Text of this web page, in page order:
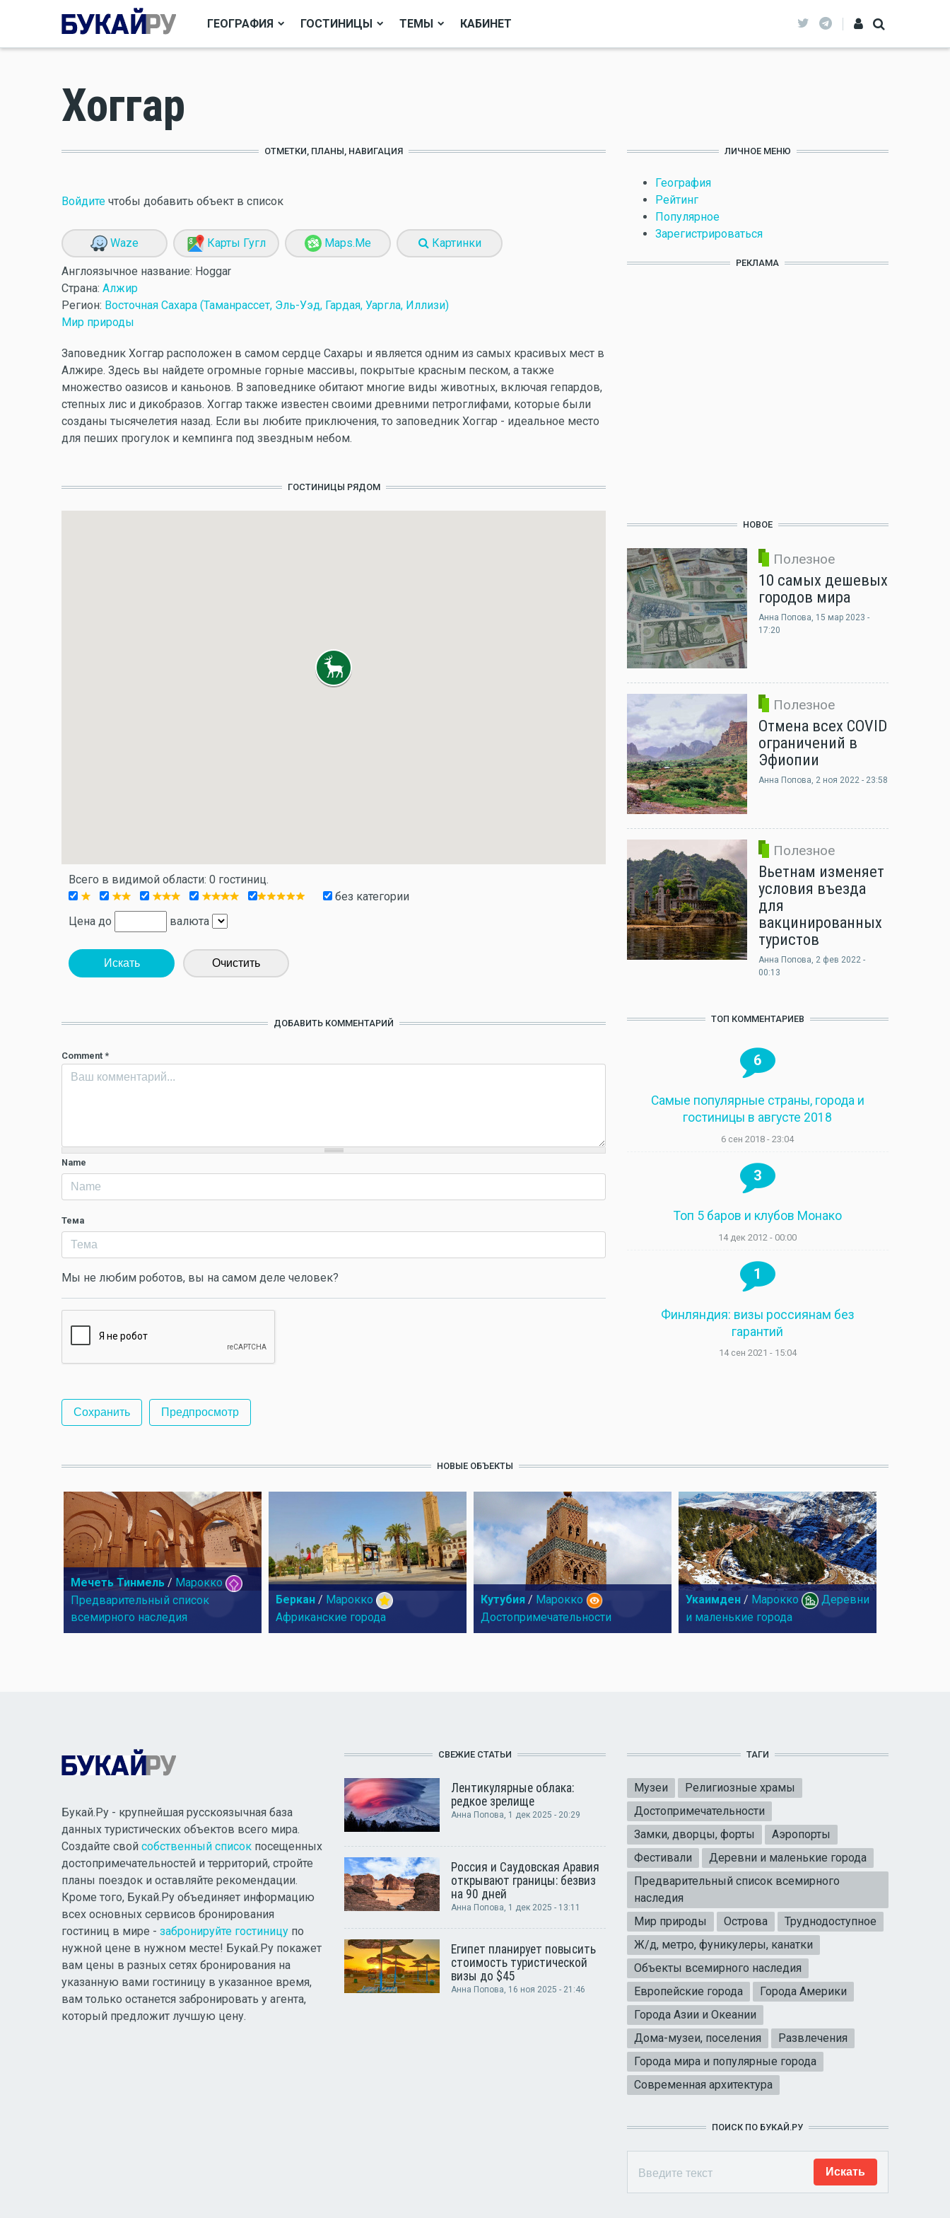
ГЕОГРАФИЯ ГОСТИНИЦЫ ТЕМЫ КАБИНЕТ
Хоггар
ОТМЕТКИ, ПЛАНЫ, НАВИГАЦИЯ
Войдите чтобы добавить объект в список
Waze Карты Гугл Maps.Me Картинки
Англоязычное название: Hoggar
Страна: Алжир
Регион: Восточная Сахара (Таманрассет, Эль-Уэд, Гардая, Уаргла, Иллизи)
Мир природы
Заповедник Хоггар расположен в самом сердце Сахары и является одним из самых красивых мест в
Алжире. Здесь вы найдете огромные горные массивы, покрытые красным песком, а также
множество оазисов и каньонов. В заповеднике обитают многие виды животных, включая гепардов,
степных лис и дикобразов. Хоггар также известен своими древними петроглифами, которые были
созданы тысячелетия назад. Если вы любите приключения, то заповедник Хоггар - идеальное место
для пеших прогулок и кемпинга под звездным небом.
ГОСТИНИЦЫ РЯДОМ
Всего в видимой области: 0 гостиниц.
без категории
Цена до
валюта
Искать Очистить
ДОБАВИТЬ КОММЕНТАРИЙ
Comment *
Name
Тема
Мы не любим роботов, вы на самом деле человек?
ЛИЧНОЕ МЕНЮ
География
Рейтинг
Популярное
Зарегистрироваться
РЕКЛАМА
НОВОЕ
Полезное
10 самых дешевых
городов мира
Анна Попова, 15 мар 2023 -
17:20
Полезное
Отмена всех COVID
ограничений в
Эфиопии
Анна Попова, 2 ноя 2022 - 23:58
Полезное
Вьетнам изменяет
условия въезда
для
вакцинированных
туристов
Анна Попова, 2 фев 2022 -
00:13
ТОП КОММЕНТАРИЕВ
6
Самые популярные страны, города и
гостиницы в августе 2018
6 сен 2018 - 23:04
3
Топ 5 баров и клубов Монако
14 дек 2012 - 00:00
1
Финляндия: визы россиянам без
гарантий
14 сен 2021 - 15:04
НОВЫЕ ОБЪЕКТЫ
Мечеть Тинмель / Марокко
Предварительный список
всемирного наследия
Беркан / Марокко
Африканские города
Кутубия / Марокко
Достопримечательности
Укаимден / Марокко
Деревни
и маленькие города
Букай.Ру - крупнейшая русскоязычная база
данных туристических объектов всего мира.
Создайте свой собственный список посещенных
достопримечательностей и территорий, стройте
планы поездок и оставляйте рекомендации.
Кроме того, Букай.Ру объединяет информацию
всех основных сервисов бронирования
гостиниц в мире - забронируйте гостиницу по
нужной цене в нужном месте! Букай.Ру покажет
вам цены в разных сетях бронирования на
указанную вами гостиницу в указанное время,
вам только останется забронировать у агента,
который предложит лучшую цену.
СВЕЖИЕ СТАТЬИ
Лентикулярные облака:
редкое зрелище
Анна Попова, 1 дек 2025 - 20:29
Россия и Саудовская Аравия
открывают границы: безвиз
на 90 дней
Анна Попова, 1 дек 2025 - 13:11
Египет планирует повысить
стоимость туристической
визы до $45
Анна Попова, 16 ноя 2025 - 21:46
ТАГИ
Музеи
Религиозные храмы
Достопримечательности
Замки, дворцы, форты
Аэропорты
Фестивали
Деревни и маленькие города
Предварительный список всемирного
наследия
Мир природы
Острова
Труднодоступное
Ж/д, метро, фуникулеры, канатки
Объекты всемирного наследия
Европейские города
Города Америки
Города Азии и Океании
Дома-музеи, поселения
Развлечения
Города мира и популярные города
Современная архитектура
ПОИСК ПО БУКАЙ.РУ